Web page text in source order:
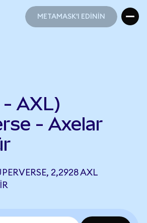
METAMASK'I EDİNİN
- AXL)
- Axelar
2,2928 AXL